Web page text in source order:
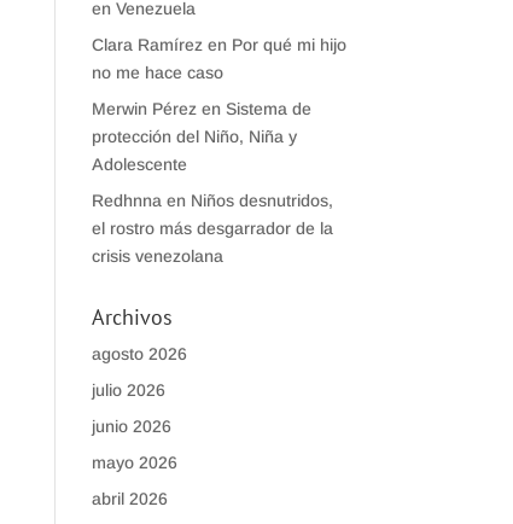
en Venezuela
Clara Ramírez en Por qué mi hijo
no me hace caso
Merwin Pérez en Sistema de
protección del Niño, Niña y
Adolescente
Redhnna en Niños desnutridos,
el rostro más desgarrador de la
crisis venezolana
Archivos
agosto 2026
julio 2026
junio 2026
mayo 2026
abril 2026